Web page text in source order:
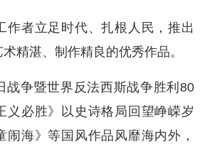
作者立足时代、扎根人民，推出
精湛、制作精良的优秀作品。
战争暨世界反法西斯战争胜利80
义必胜》以史诗格局回望峥嵘岁
闹海》等国风作品风靡海内外，